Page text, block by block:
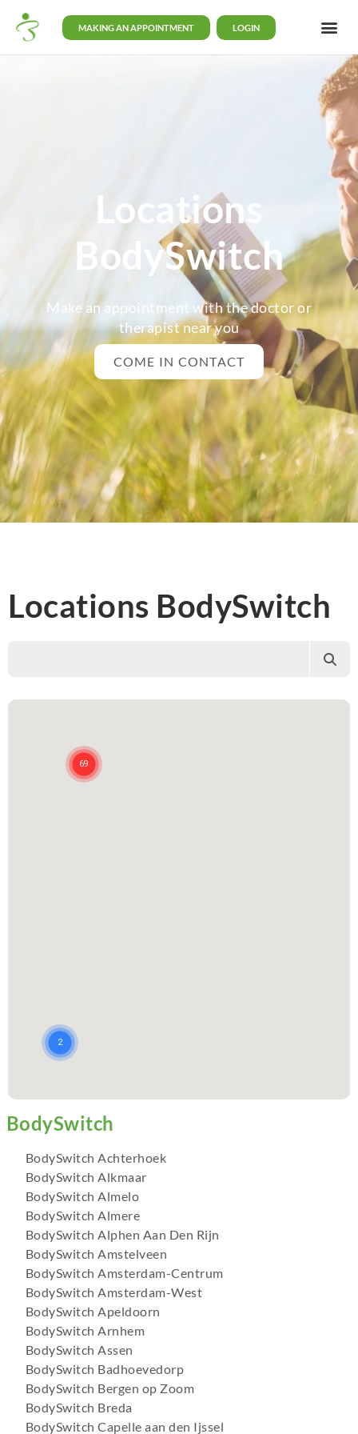
MAKING AN APPOINTMENT LOGIN
Locations
BodySwitch
Make an appointment with the doctor or
therapist near you
COME IN CONTACT
Locations BodySwitch
BodySwitch Achterhoek
BodySwitch Alkmaar
BodySwitch Almelo
BodySwitch Almere
BodySwitch Alphen Aan Den Rijn
BodySwitch Amstelveen
BodySwitch Amsterdam-Centrum
BodySwitch Amsterdam-West
BodySwitch Apeldoorn
BodySwitch Arnhem
BodySwitch Assen
BodySwitch Badhoevedorp
BodySwitch Bergen op Zoom
BodySwitch Breda
BodySwitch Capelle aan den Ijssel